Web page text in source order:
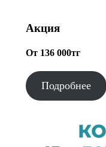
Акция
От 136 000тг
Подробнее